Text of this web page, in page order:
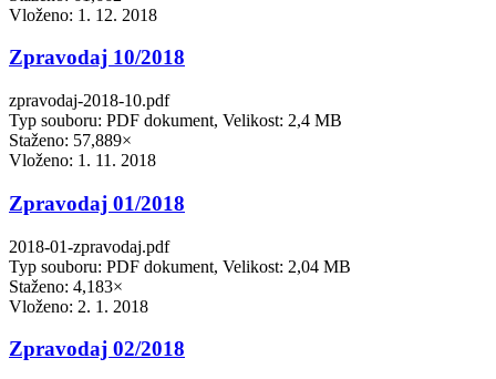
Vloženo: 1. 12. 2018
Zpravodaj 10/2018
zpravodaj-2018-10.pdf
Typ souboru: PDF dokument, Velikost: 2,4 MB
Staženo: 57,889×
Vloženo: 1. 11. 2018
Zpravodaj 01/2018
2018-01-zpravodaj.pdf
Typ souboru: PDF dokument, Velikost: 2,04 MB
Staženo: 4,183×
Vloženo: 2. 1. 2018
Zpravodaj 02/2018